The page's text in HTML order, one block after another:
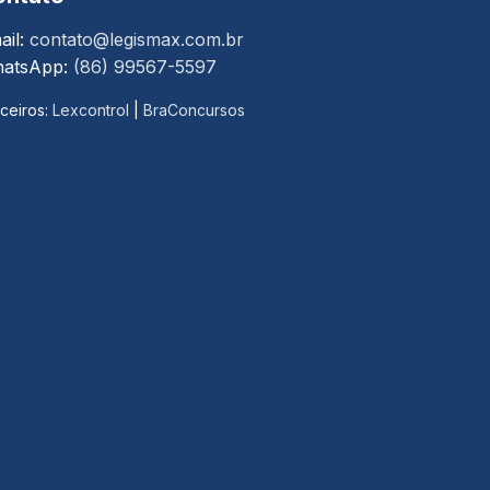
contato@legismax.com.br
(86) 99567-5597
Lexcontrol BraConcursos